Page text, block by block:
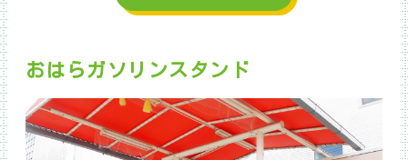
おはらガソリンスタンド